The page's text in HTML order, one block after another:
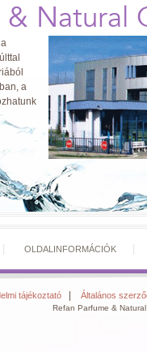
& Natural
a
OLDALINFORMÁCIÓK
tájékoztató| Általános
Refan Parfume &